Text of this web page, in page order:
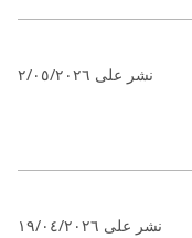
نشر على ٢/٠٥/٢٠٢٦
نشر على ١٩/٠٤/٢٠٢٦